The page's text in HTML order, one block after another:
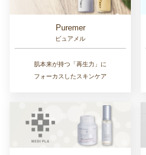
Puremer
ピュアメル
肌本来が持つ「再生力」に
フォーカスしたスキンケア